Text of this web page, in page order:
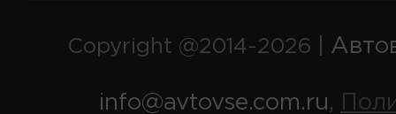
Copyright @2014-2026 |
info@avtovse.com.ru,